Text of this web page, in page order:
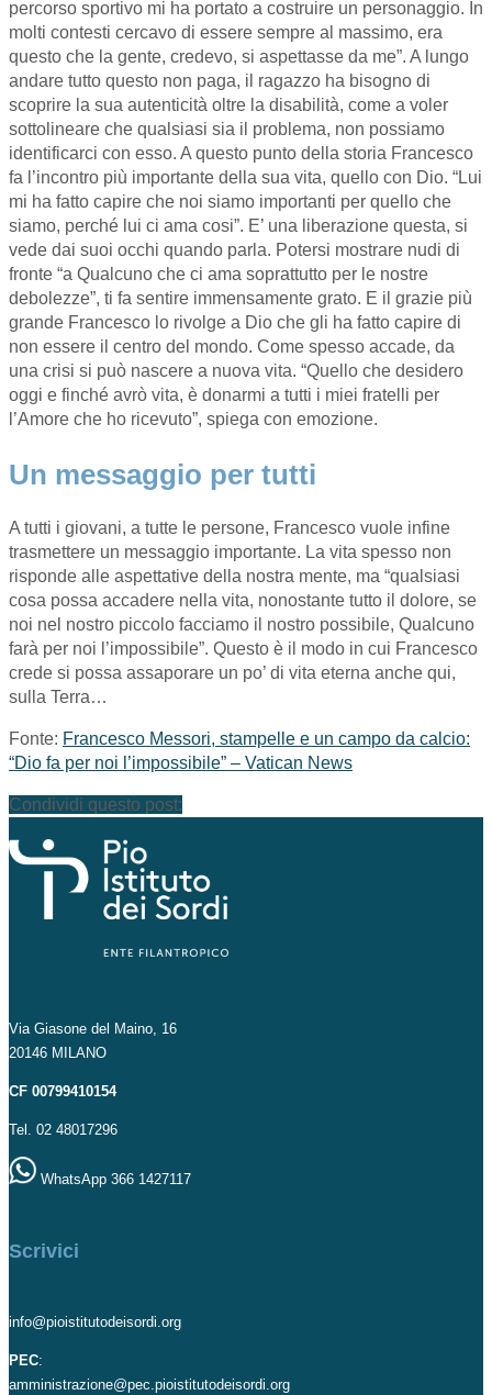
percorso sportivo mi ha portato a costruire un personaggio. In
molti contesti cercavo di essere sempre al massimo, era
questo che la gente, credevo, si aspettasse da me”. A lungo
andare tutto questo non paga, il ragazzo ha bisogno di
scoprire la sua autenticità oltre la disabilità, come a voler
sottolineare che qualsiasi sia il problema, non possiamo
identificarci con esso. A questo punto della storia Francesco
fa l’incontro più importante della sua vita, quello con Dio. “Lui
mi ha fatto capire che noi siamo importanti per quello che
siamo, perché lui ci ama cosi”. E’ una liberazione questa, si
vede dai suoi occhi quando parla. Potersi mostrare nudi di
fronte “a Qualcuno che ci ama soprattutto per le nostre
debolezze”, ti fa sentire immensamente grato. E il grazie più
grande Francesco lo rivolge a Dio che gli ha fatto capire di
non essere il centro del mondo. Come spesso accade, da
una crisi si può nascere a nuova vita. “Quello che desidero
oggi e finché avrò vita, è donarmi a tutti i miei fratelli per
l’Amore che ho ricevuto”, spiega con emozione.
Un messaggio per tutti
A tutti i giovani, a tutte le persone, Francesco vuole infine
trasmettere un messaggio importante. La vita spesso non
risponde alle aspettative della nostra mente, ma “qualsiasi
cosa possa accadere nella vita, nonostante tutto il dolore, se
noi nel nostro piccolo facciamo il nostro possibile, Qualcuno
farà per noi l’impossibile”. Questo è il modo in cui Francesco
crede si possa assaporare un po’ di vita eterna anche qui,
sulla Terra…
Fonte: Francesco Messori, stampelle e un campo da calcio:
“Dio fa per noi l’impossibile” – Vatican News
Condividi questo post:
Via Giasone del Maino, 16
20146 MILANO
CF 00799410154
Tel. 02 48017296
WhatsApp 366 1427117
Scrivici
info@pioistitutodeisordi.org
PEC:
amministrazione@pec.pioistitutodeisordi.org